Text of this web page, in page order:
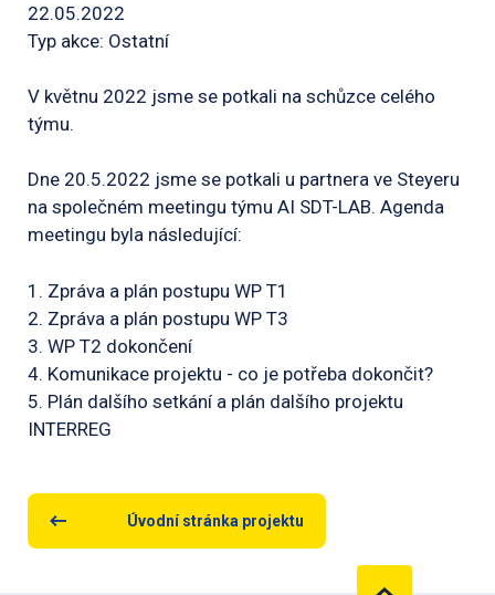
22.05.2022
Typ akce: Ostatní
V květnu 2022 jsme se potkali na schůzce celého
týmu.
Dne 20.5.2022 jsme se potkali u partnera ve Steyeru
na společném meetingu týmu AI SDT-LAB. Agenda
meetingu byla následující:
1. Zpráva a plán postupu WP T1
2. Zpráva a plán postupu WP T3
3. WP T2 dokončení
4. Komunikace projektu - co je potřeba dokončit?
5. Plán dalšího setkání a plán dalšího projektu
INTERREG
Úvodní stránka projektu